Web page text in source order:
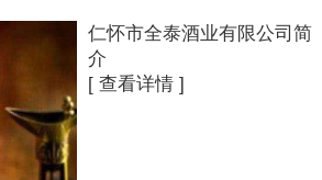
仁怀市全泰酒业有限公司简
介
[ 查看详情 ]